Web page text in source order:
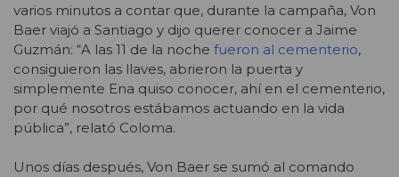
varios minutos a contar que, durante la campaña, Von
Baer viajó a Santiago y dijo querer conocer a Jaime
Guzmán: “A las 11 de la noche fueron al cementerio,
consiguieron las llaves, abrieron la puerta y
simplemente Ena quiso conocer, ahí en el cementerio,
por qué nosotros estábamos actuando en la vida
pública”, relató Coloma.
Unos días después, Von Baer se sumó al comando